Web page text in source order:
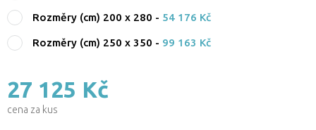
Rozměry (cm) 200 x 280 - 54 176 Kč
Rozměry (cm) 250 x 350 - 99 163 Kč
27 125 Kč
cena za kus